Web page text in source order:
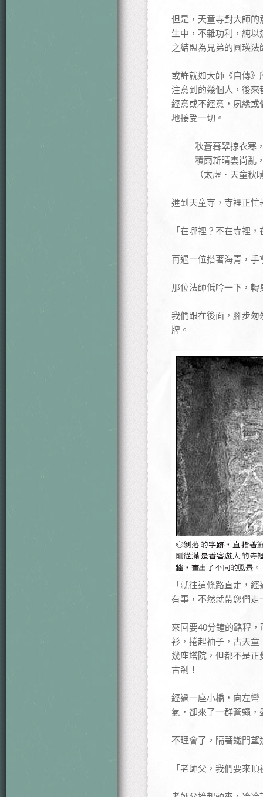
但是，天童寺對大師
生中，不雜功利，純
之結盟為兄弟的圓瑛
或許就如大師《自傳
注意到的幾個人，後
經意或不經意，夙緣
地接受一切。
秋蒼暮翠掠衣寒
積雨新晴雲尚亂
（太虛．天童秋
進到天童寺，寺裡正
「在哪裡？不在寺裡
再遇一位搭著海青，
那位法師低吟一下，
我們跟在後面，腳步
牌。
「就往這條路直走，
有事，不然就帶您們走
來回要40分鐘的路程
衫，捲起袖子，古天
幾座塔院，但都不是
古剎！
經過一座小橋，向左
氣，卻來了一群蒼蠅，
不理會了，隔著鐵門
「老師父，我們要來